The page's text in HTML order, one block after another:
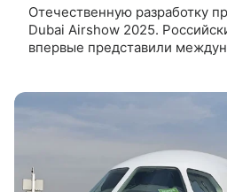
Отечественную разработку
Dubai Airshow 2025.
впервые представили